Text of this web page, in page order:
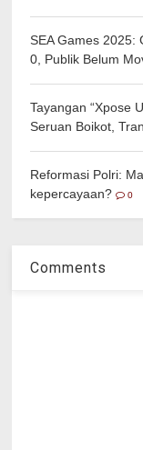
SEA Games 2025:
0, Publik Belum
Tayangan “Xpose
Seruan Boikot,
Reformasi Polri:
kepercayaan?
0
Comments